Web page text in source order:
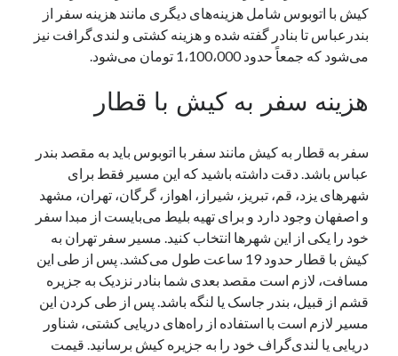
ژانویه 2024
دسامبر 2023
نوامبر 2023
آگوست 2023
دسامبر 2022
دسته‌ها
اپل
دسته‌بندی نشده
کیش با اتوبوس شامل هزینه‌های دیگری مانند هزینه سفر از
بندرعباس تا بنادر گفته شده و هزینه کشتی و لندی‌گرافت نیز
می‌شود که جمعاً حدود 1،100،000 تومان می‌شود.
هزینه سفر به کیش با قطار
سفر به قطار به کیش مانند سفر با اتوبوس باید به مقصد بندر
عباس باشد. دقت داشته باشید که این مسیر فقط برای
شهرهای یزد، قم، تبریز، شیراز، اهواز، گرگان، تهران، مشهد
و اصفهان وجود دارد و برای تهیه بلیط می‌بایست از مبدا سفر
خود را یکی از این شهرها انتخاب کنید. مسیر سفر تهران به
کیش با قطار حدود 19 ساعت طول می‌کشد. پس از طی این
مسافت، لازم است مقصد بعدی شما بنادر نزدیک به جزیره
قشم از قبیل، بندر جاسک یا لنگه باشد. پس از طی کردن این
مسیر لازم است با استفاده از راه‌های دریایی کشتی، شناور
دریایی یا لندی‌گراف خود را به جزیره کیش برسانید. قیمت